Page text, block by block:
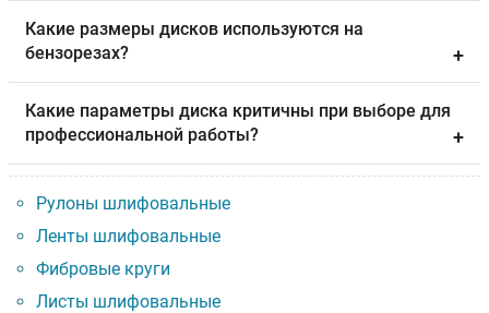
Какие размеры дисков используются на
бензорезах?
+
Какие параметры диска критичны при выборе для
профессиональной работы?
+
Рулоны шлифовальные
Ленты шлифовальные
Фибровые круги
Листы шлифовальные